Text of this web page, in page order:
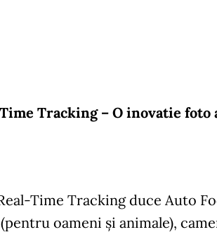
Tracking – O inovatie foto
Time Tracking duce Auto
oameni și animale),